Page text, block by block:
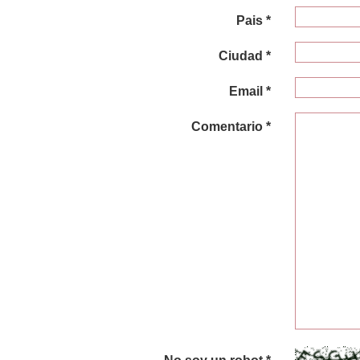
Pais *
Ciudad *
Email *
Comentario *